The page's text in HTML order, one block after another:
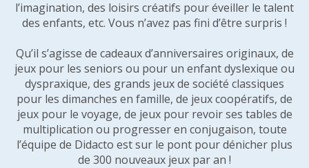
l’imagination, des loisirs créatifs pour éveiller le talent
des enfants, etc. Vous n’avez pas fini d’être surpris !
Qu’il s’agisse de cadeaux d’anniversaires originaux, de
jeux pour les seniors ou pour un enfant dyslexique ou
dyspraxique, des grands jeux de société classiques
pour les dimanches en famille, de jeux coopératifs, de
jeux pour le voyage, de jeux pour revoir ses tables de
multiplication ou progresser en conjugaison, toute
l’équipe de Didacto est sur le pont pour dénicher plus
de 300 nouveaux jeux par an !